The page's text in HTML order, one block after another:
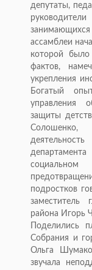
депутаты,
ассамблеи
которой
фактов,
укрепления
Богатый
управления
защиты
подростков
заместитель
района Игорь
Поделились
Собрания и
Ольга
звучала